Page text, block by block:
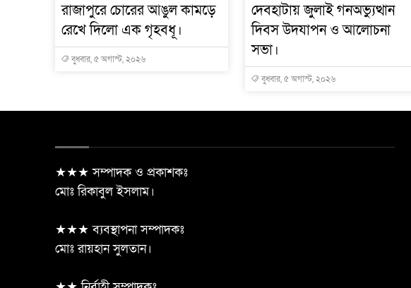
রাজাপুরে চোরের আঙুল কামড়ে
রেখে দিলো এক গৃহবধূ।
বুধবার, ৫ অগাস্ট, ২০২৬
দেবহাটায় জুলাই গনঅভ্যুত্থান
দিবস উদযাপন ও আলোচনা
সভা।
বুধবার, ৫ অগাস্ট, ২০২৬
★★★ সম্পাদক ও প্রকাশকঃ
মোঃ রিকাবুল ইসলাম।
★★★ ব্যবস্থাপনা সম্পাদকঃ
মোঃ রায়হান সুলতান।